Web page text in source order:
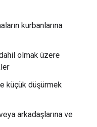
kurbanlarına
olmak üzere
küçük düşürmek
arkadaşlarına ve